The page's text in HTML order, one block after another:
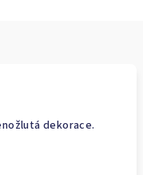
dekorace.